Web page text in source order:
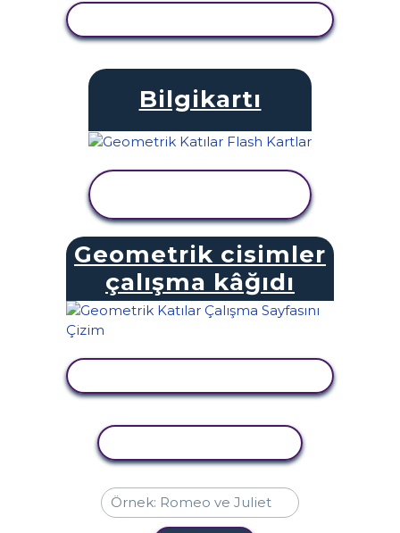
Bilgikartı
Geometrik cisimler
çalışma kâğıdı